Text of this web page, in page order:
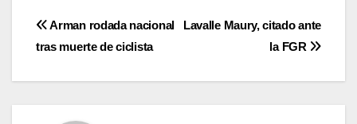
Navegación
Lavalle Maury, citado ante
la FGR
Arman rodada nacional
tras muerte de ciclista